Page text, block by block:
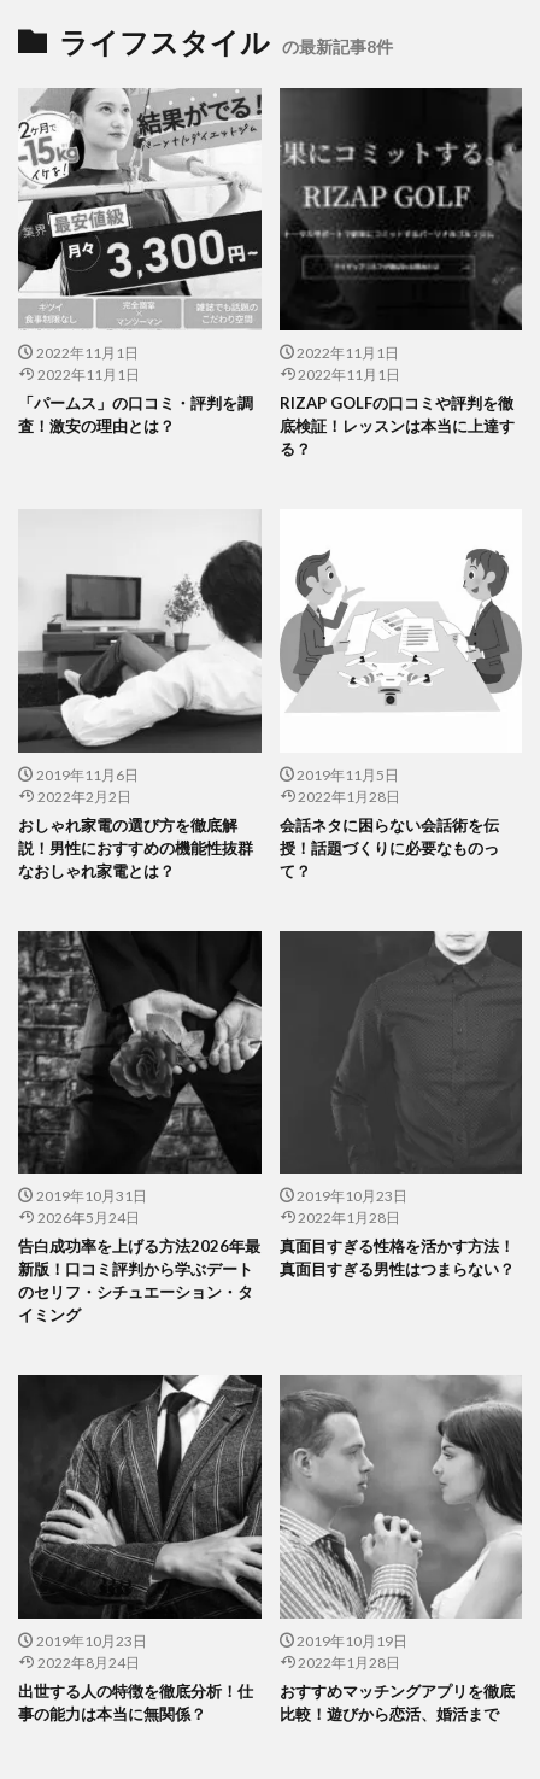
ライフスタイル の最新記事8件
2022年11月1日
2022年11月1日
「パームス」の口コミ・評判を調
査！激安の理由とは？
2022年11月1日
2022年11月1日
RIZAP GOLFの口コミや評判を徹
底検証！レッスンは本当に上達す
る？
2019年11月6日
2022年2月2日
おしゃれ家電の選び方を徹底解
説！男性におすすめの機能性抜群
なおしゃれ家電とは？
2019年11月5日
2022年1月28日
会話ネタに困らない会話術を伝
授！話題づくりに必要なものっ
て？
2019年10月31日
2026年5月24日
告白成功率を上げる方法2026年最
新版！口コミ評判から学ぶデート
のセリフ・シチュエーション・タ
イミング
2019年10月23日
2022年1月28日
真面目すぎる性格を活かす方法！
真面目すぎる男性はつまらない？
2019年10月23日
2022年8月24日
出世する人の特徴を徹底分析！仕
事の能力は本当に無関係？
2019年10月19日
2022年1月28日
おすすめマッチングアプリを徹底
比較！遊びから恋活、婚活まで